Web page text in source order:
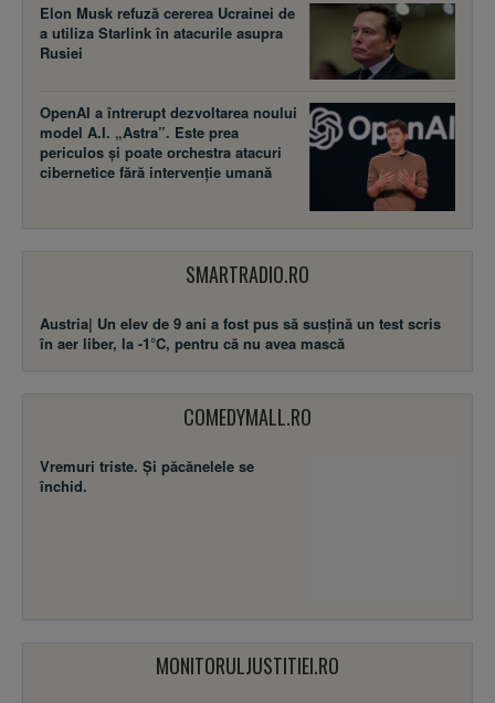
Elon Musk refuză cererea Ucrainei de
a utiliza Starlink în atacurile asupra
Rusiei
OpenAI a întrerupt dezvoltarea noului
model A.I. „Astra”. Este prea
periculos și poate orchestra atacuri
cibernetice fără intervenție umană
SMARTRADIO.RO
Austria| Un elev de 9 ani a fost pus să susţină un test scris
în aer liber, la -1°C, pentru că nu avea mască
COMEDYMALL.RO
Vremuri triste. Şi păcănelele se
închid.
MONITORULJUSTITIEI.RO